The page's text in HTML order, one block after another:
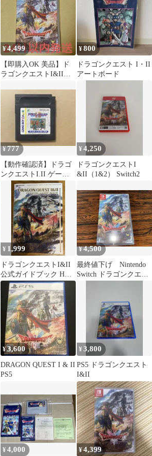
¥4,499
【即購入OK 美品】ド
ラゴンクエストI&II
¥800
ドラゴンクエスト I・II
アートボード
¥777
【動作確認済】ドラゴ
ンクエストI.II ゲーム
ボーイカラー
¥4,250
ドラゴンクエストI
&II（1&2） Switch2
¥ 1,999
ドラゴンクエストI&II
公式ガイドブック HD-
2D版 デジタルコード未
使用
¥4,500
最終値下げ Nintendo
Switch ドラゴンクエス
¥3,600
DRAGON QUEST I & II
PS5
¥3,800
PS5 ドラゴンクエスト
I&II
¥4,000 ¥4,399